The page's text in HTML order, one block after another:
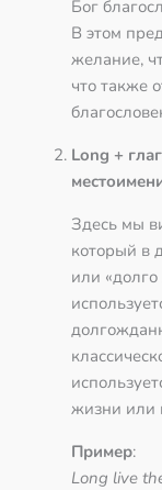
Бог
В этом
желание,
что также
Long +
Здесь мы
который в
или
жизни или
Пример:
Long live